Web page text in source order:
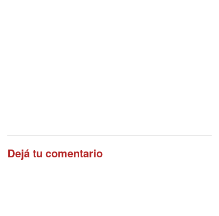
Dejá tu comentario